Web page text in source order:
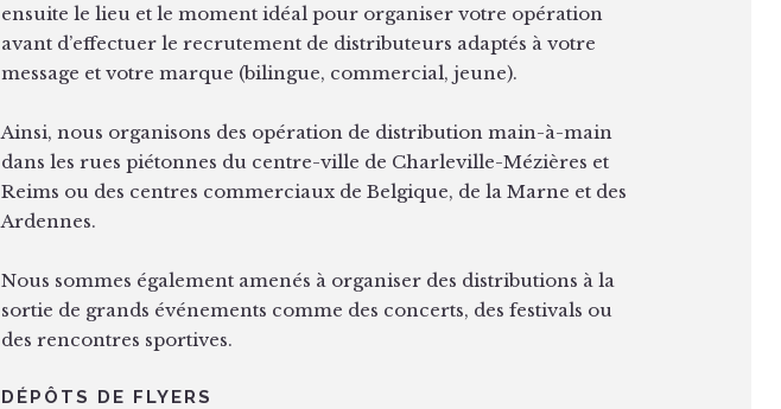
ensuite le lieu et le moment idéal pour organiser votre opération
avant d’effectuer le recrutement de distributeurs adaptés à votre
message et votre marque (bilingue, commercial, jeune).
Ainsi, nous organisons des opération de distribution main-à-main
dans les rues piétonnes du centre-ville de Charleville-Mézières et
Reims ou des centres commerciaux de Belgique, de la Marne et des
Ardennes.
Nous sommes également amenés à organiser des distributions à la
sortie de grands événements comme des concerts, des festivals ou
des rencontres sportives.
DÉPÔTS DE FLYERS